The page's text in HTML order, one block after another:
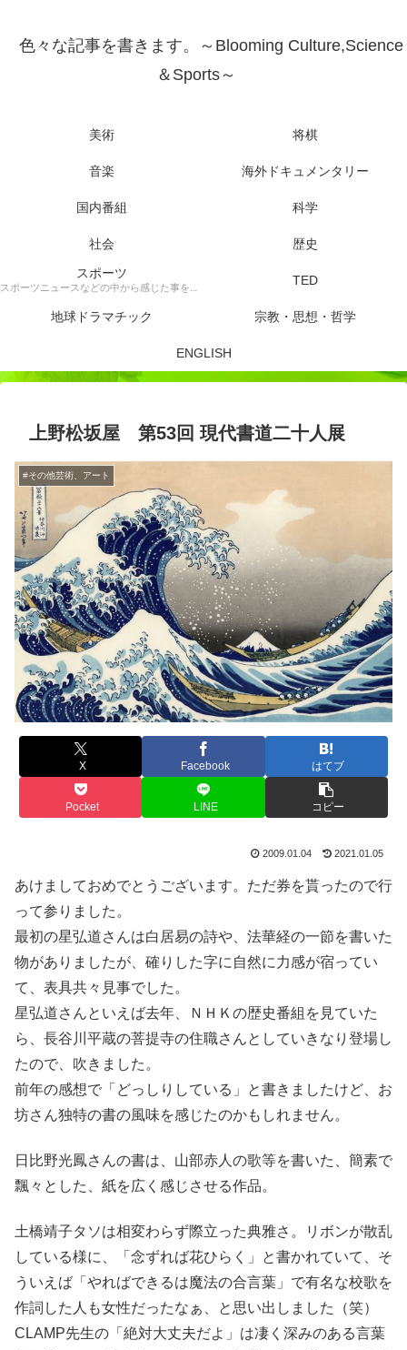
色々な記事を書きます。～Blooming Culture,Science
＆Sports～
美術 将棋
音楽 海外ドキュメンタリー
国内番組 科学
社会
歴史
スポーツ
スポーツニュースなどの中から感じた事を書きます。 TED
地球ドラマチック 宗教・思想・哲学
ENGLISH
上野松坂屋 第53回 現代書道二十人展
#その他芸術、アート
X Facebook はてブ
Pocket LINE コピー
2009.01.04 2021.01.05
あけましておめでとうございます。ただ券を貰ったので行
って参りました。
最初の星弘道さんは白居易の詩や、法華経の一節を書いた
物がありましたが、確りした字に自然に力感が宿ってい
て、表具共々見事でした。
星弘道さんといえば去年、ＮＨＫの歴史番組を見ていた
ら、長谷川平蔵の菩提寺の住職さんとしていきなり登場し
たので、吹きました。
前年の感想で「どっしりしている」と書きましたけど、お
坊さん独特の書の風味を感じたのかもしれません。
日比野光鳳さんの書は、山部赤人の歌等を書いた、簡素で
飄々とした、紙を広く感じさせる作品。
土橋靖子タソは相変わらず際立った典雅さ。リボンが散乱
している様に、「念ずれば花ひらく」と書かれていて、そ
ういえば「やればできるは魔法の合言葉」で有名な校歌を
作詞した人も女性だったなぁ、と思い出しました（笑）
CLAMP先生の「絶対大丈夫だよ」は凄く深みのある言葉